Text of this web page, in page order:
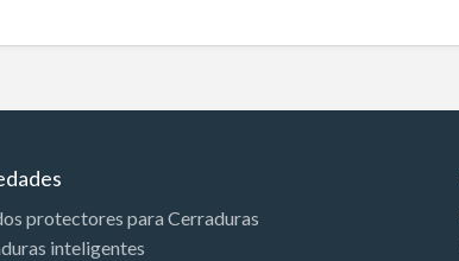
protectores para Cerraduras
inteligentes